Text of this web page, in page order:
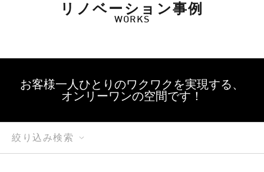
リノベーション事例
WORKS
お客様一人ひとりのワクワクを実現する、
オンリーワンの空間です！
絞り込み検索